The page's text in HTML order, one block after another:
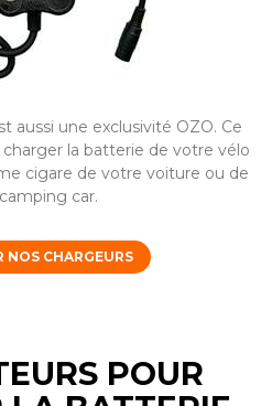
aussi une exclusivité OZO. Ce
la batterie de votre vélo
cigare de votre voiture ou de
car.
NOS CHARGEURS
POUR